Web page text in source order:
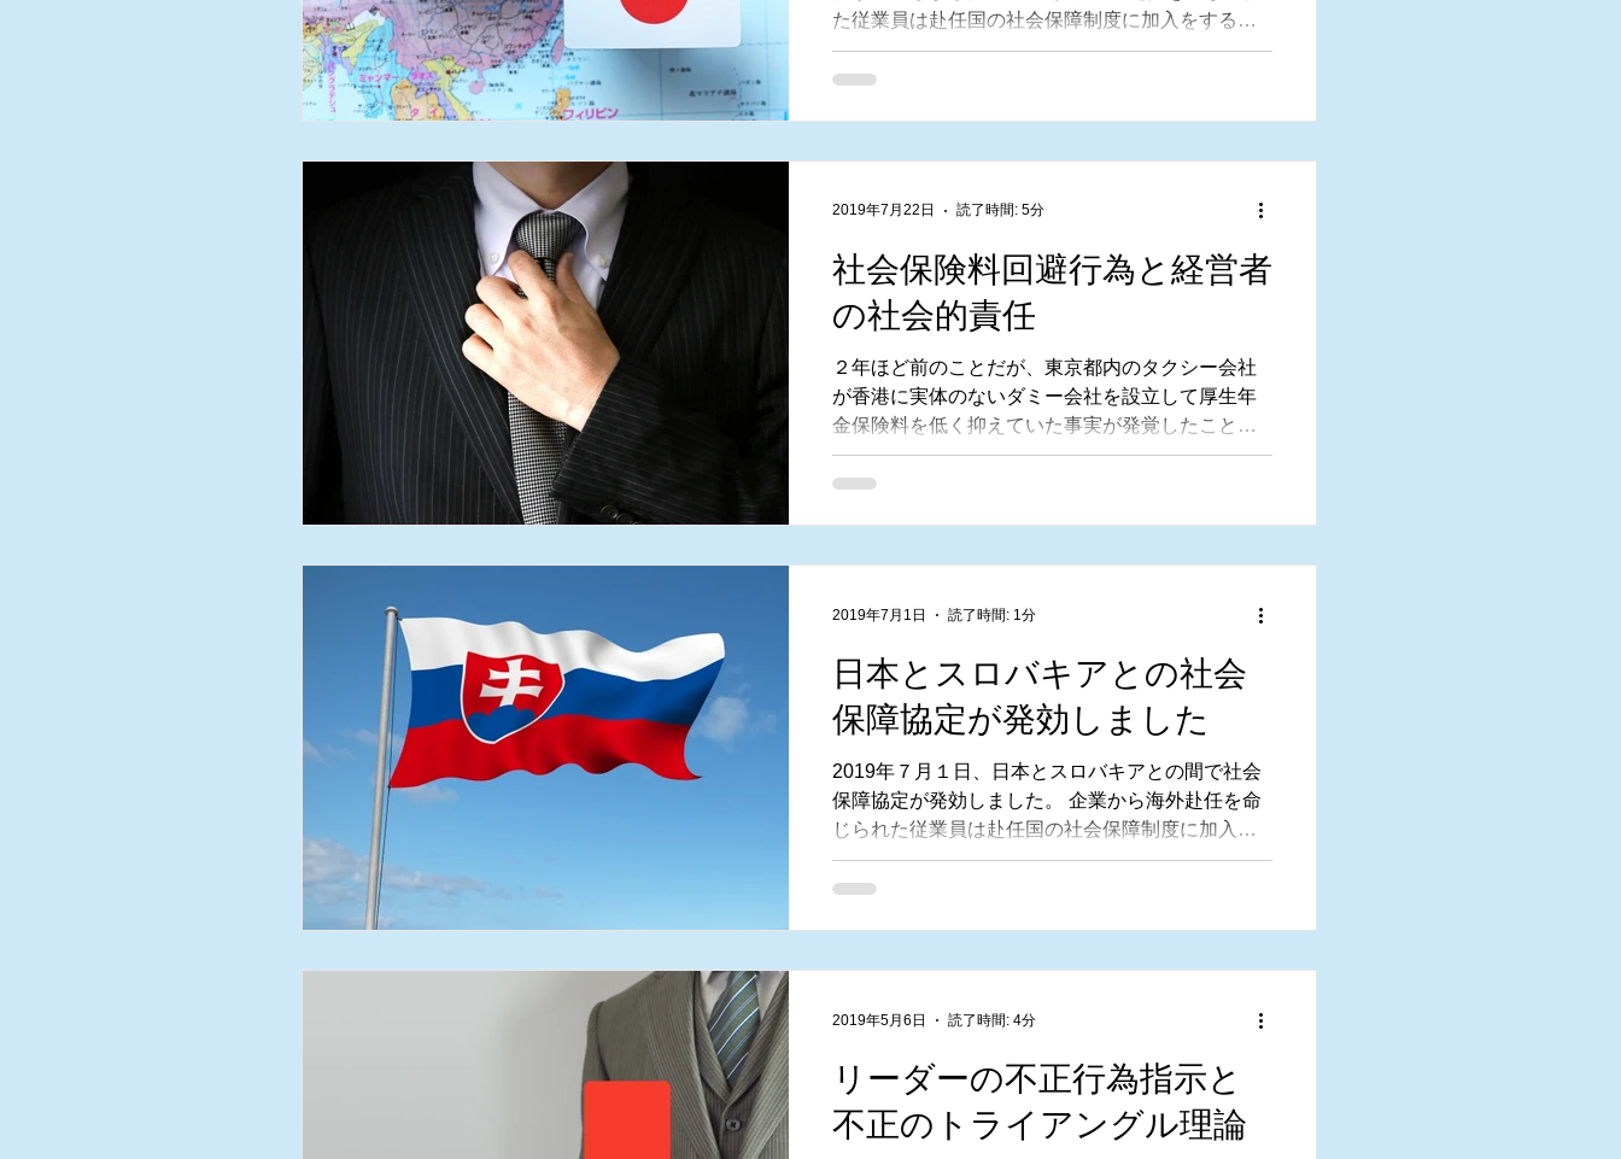
た従業員は赴任国の社会保障制度に加入をする必
要があるため、日本の社会保障制度の保険料と二
重に負担しなければならないケースが発生しま
社会保険料回避行為と経営者
の社会的責任
２年ほど前のことだが、東京都内のタクシー会社
が香港に実体のないダミー会社を設立して厚生年
金保険料を低く抑えていた事実が発覚したことが
あった。厚生労働省は同社に対して負担を逃れた
過去の保険料数千万円の支払いを求めるととも
2019年7月22日 読了時間: 5分
日本とスロバキアとの社会
保障協定が発効しました
2019年７月１日、日本とスロバキアとの間で社会
保障協定が発効しました。 企業から海外赴任を命
じられた従業員は赴任国の社会保障制度に加入を
する必要があるため、日本の社会保障制度の保険
料と二重に負担しなければならないケースが発生
2019年7月1日 読了時間: 1分
リーダーの不正行為指示と
不正のトライアングル理論
2019年5月6日 読了時間: 4分